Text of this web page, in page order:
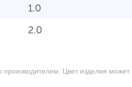
1.0
2.0
Цвет изделия может